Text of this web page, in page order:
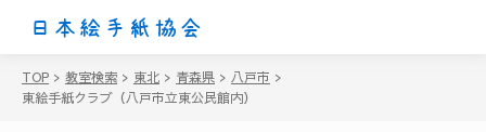
日本絵手紙協会
TOP > 教室検索 > 東北 > 青森県 > 八戸市 >
東絵手紙クラブ（八戸市立東公民館内）